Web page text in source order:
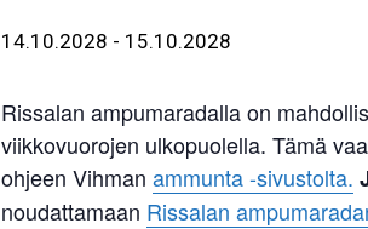
14.10.2028 - 15.10.2028
Rissalan ampumaradalla on
viikkovuorojen ulkopuolella. Tämä
ohjeen Vihman ammunta -sivustolta.
noudattamaan Rissalan